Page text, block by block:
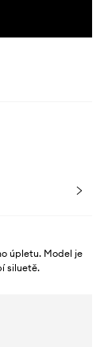
úpletu. Model je
siluetě.